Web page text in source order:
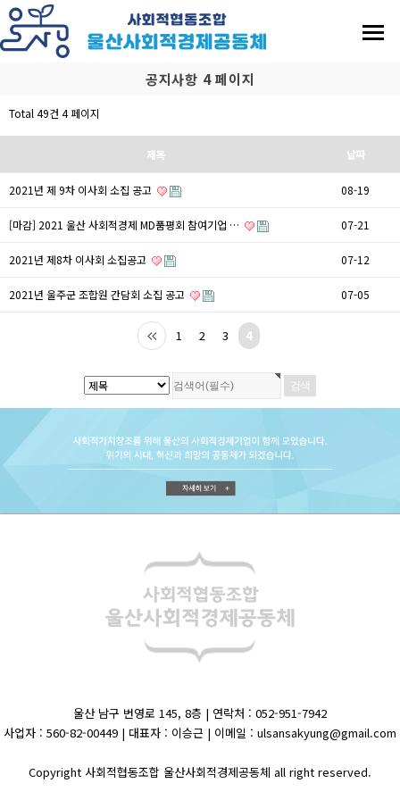
공지사항 4 페이지
Total 49건 4 페이지
제목 날짜
2021년 제 9차 이사회 소집 공고 08-19
[마감] 2021 울산 사회적경제 MD품평회 참여기업 … 07-21
2021년 제8차 이사회 소집공고 07-12
2021년 울주군 조합원 간담회 소집 공고 07-05
1 2 3 4
울산 남구 번영로 145, 8층 | 연락처 : 052-951-7942
사업자 : 560-82-00449 | 대표자 : 이승근 | 이메일 : ulsansakyung@gmail.com
Copyright 사회적협동조합 울산사회적경제공동체 all right reserved.